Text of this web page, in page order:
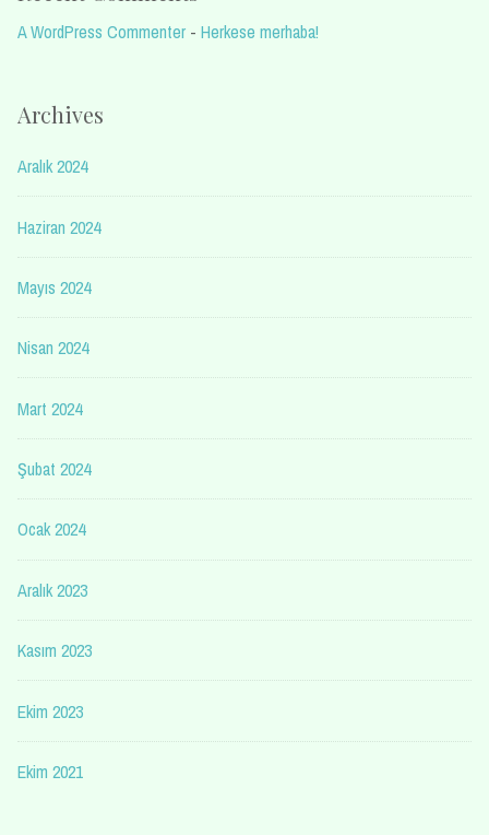
A WordPress Commenter - Herkese merhaba!
Archives
Aralık 2024
Haziran 2024
Mayıs 2024
Nisan 2024
Mart 2024
Şubat 2024
Ocak 2024
Aralık 2023
Kasım 2023
Ekim 2023
Ekim 2021